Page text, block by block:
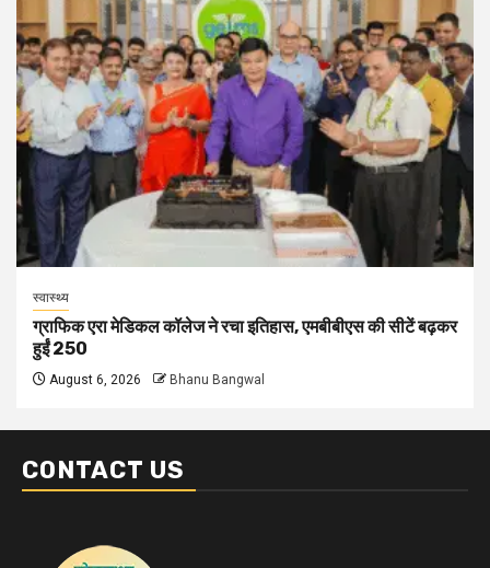
स्वास्थ्य
ग्राफिक एरा मेडिकल कॉलेज ने रचा इतिहास, एमबीबीएस की सीटें बढ़कर
हुईं 250
August 6, 2026 Bhanu Bangwal
CONTACT US